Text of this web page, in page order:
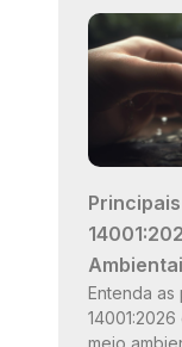
Entenda as
meio